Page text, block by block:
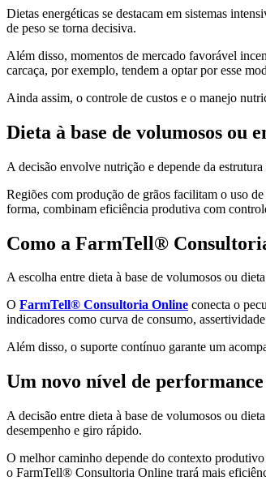
Dietas energéticas se destacam em sistemas
de peso se torna decisiva.
Além disso, momentos de mercado favorável
carcaça, por exemplo, tendem a optar por esse
Ainda assim, o controle de custos e o manejo
Dieta à base de volumosos ou
A decisão envolve nutrição e depende da
Regiões com produção de grãos facilitam o uso
forma, combinam eficiência produtiva com
Como a FarmTell®
A escolha entre dieta à base de volumosos ou
O FarmTell® Consultoria Online conecta o
indicadores como curva de consumo,
Além disso, o suporte contínuo garante um
Um novo nível de performance
A decisão entre dieta à base de volumosos ou
desempenho e giro rápido.
O melhor caminho depende do contexto
o FarmTell® Consultoria Online trará mais